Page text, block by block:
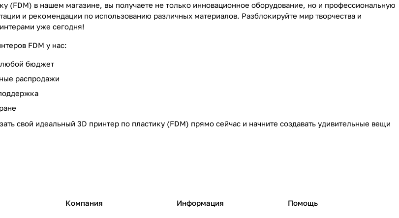
(FDM) в нашем магазине, вы получаете не только инновационное оборудование, но и профессиональную
и рекомендации по использованию различных материалов. Разблокируйте мир творчества и
уже сегодня!
FDM у нас:
бюджет
распродажи
свой идеальный 3D принтер по пластику (FDM) прямо сейчас и начните создавать удивительные вещи
Компания Информация Помощь